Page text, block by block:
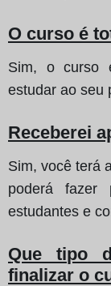
O curso é
Sim, o curso
estudar ao seu
Receberei
Sim, você terá
poderá fazer
estudantes e
Que tipo
finalizar o